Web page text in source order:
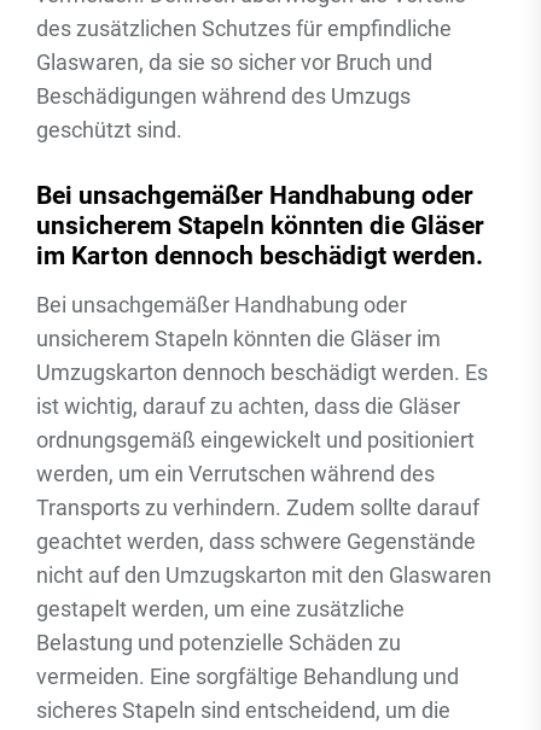
des zusätzlichen Schutzes für empfindliche
Glaswaren, da sie so sicher vor Bruch und
Beschädigungen während des Umzugs
geschützt sind.
Bei unsachgemäßer Handhabung oder
unsicherem Stapeln könnten die Gläser
im Karton dennoch beschädigt werden.
Bei unsachgemäßer Handhabung oder
unsicherem Stapeln könnten die Gläser im
Umzugskarton dennoch beschädigt werden. Es
ist wichtig, darauf zu achten, dass die Gläser
ordnungsgemäß eingewickelt und positioniert
werden, um ein Verrutschen während des
Transports zu verhindern. Zudem sollte darauf
geachtet werden, dass schwere Gegenstände
nicht auf den Umzugskarton mit den Glaswaren
gestapelt werden, um eine zusätzliche
Belastung und potenzielle Schäden zu
vermeiden. Eine sorgfältige Behandlung und
sicheres Stapeln sind entscheidend, um die